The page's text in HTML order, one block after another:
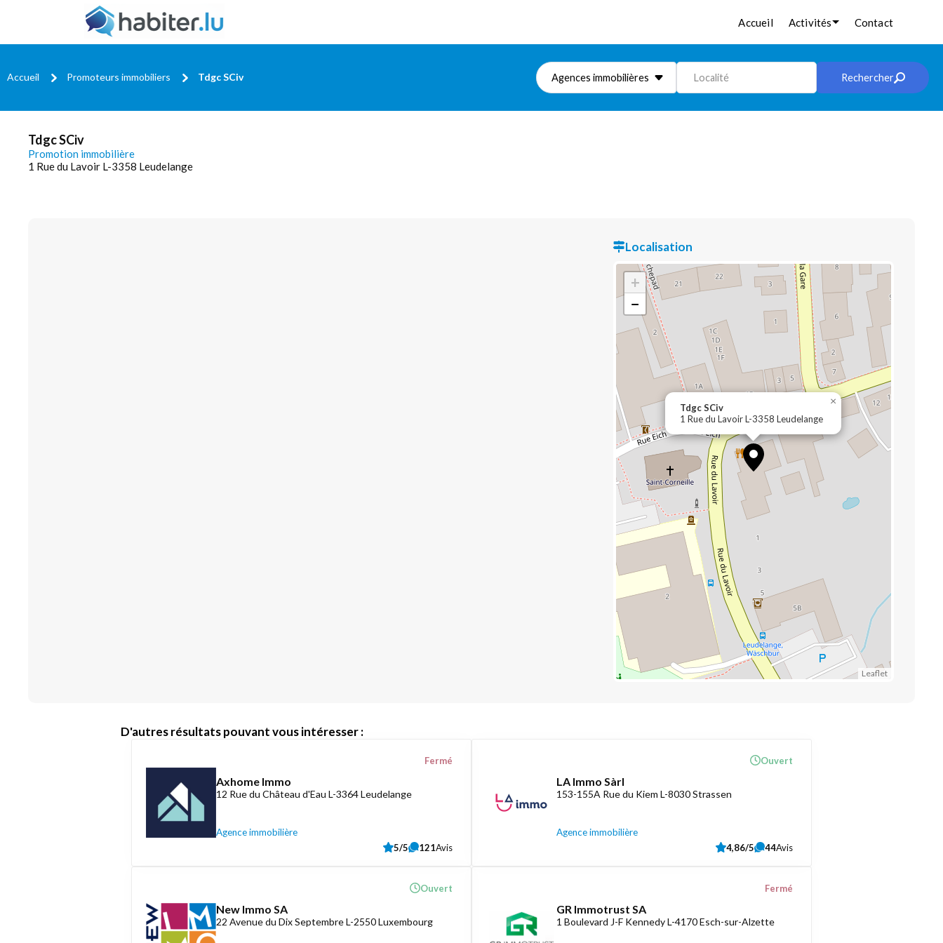
Accueil Activités Contact
Accueil Promoteurs immobiliers Tdgc SCiv Agences immobilières Localité Rechercher
Tdgc SCiv
Promotion immobilière
1 Rue du Lavoir L-3358 Leudelange
Localisation
Tdgc SCiv
1 Rue du Lavoir L-3358 Leudelange
×
+
−
Leaflet
D'autres résultats pouvant vous intéresser :
Axhome Immo
12 Rue du Château d'Eau L-3364 Leudelange
Agence immobilière
Fermé
5/5 121Avis
LA Immo Sàrl
153-155A Rue du Kiem L-8030 Strassen
Agence immobilière
Ouvert
4,86/5 44Avis
New Immo SA
22 Avenue du Dix Septembre L-2550 Luxembourg
Ouvert
GR Immotrust SA
1 Boulevard J-F Kennedy L-4170 Esch-sur-Alzette
Fermé